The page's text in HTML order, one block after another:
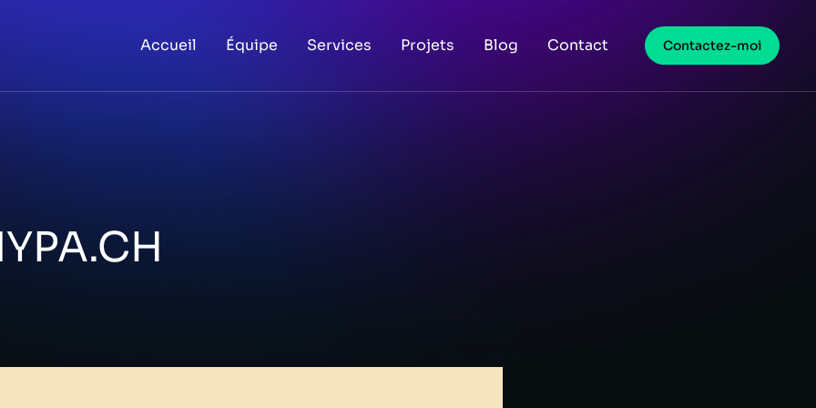
Accueil Équipe Services Projets Blog Contact Contactez-moi